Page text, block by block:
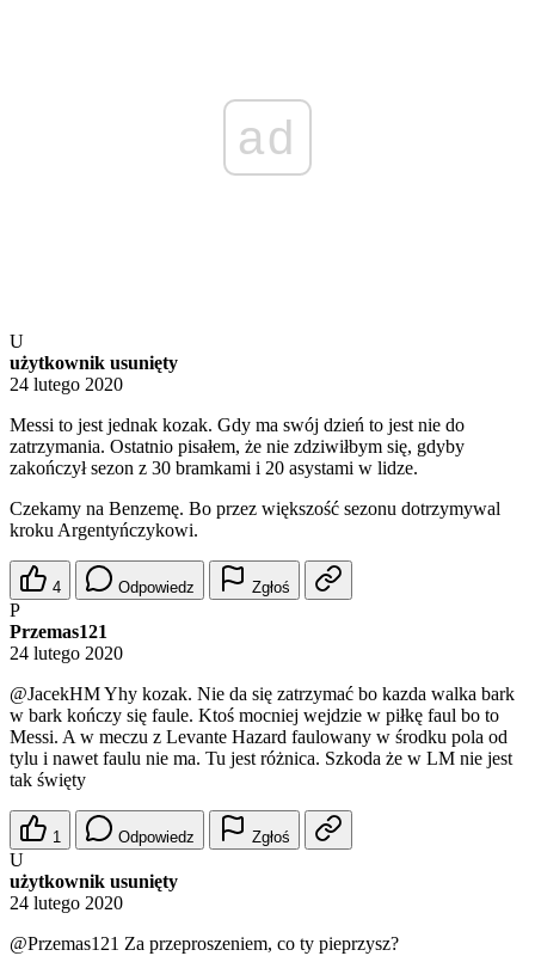
ad
U
użytkownik usunięty
24 lutego 2020
Messi to jest jednak kozak. Gdy ma swój dzień to jest nie do
zatrzymania. Ostatnio pisałem, że nie zdziwiłbym się, gdyby
zakończył sezon z 30 bramkami i 20 asystami w lidze.
Czekamy na Benzemę. Bo przez większość sezonu dotrzymywal
kroku Argentyńczykowi.
4 Odpowiedz Zgłoś
P
Przemas121
24 lutego 2020
@JacekHMYhy kozak. Nie da się zatrzymać bo kazda walka bark
w bark kończy się faule. Ktoś mocniej wejdzie w piłkę faul bo to
Messi. A w meczu z Levante Hazard faulowany w środku pola od
tylu i nawet faulu nie ma. Tu jest różnica. Szkoda że w LM nie jest
tak święty
1 Odpowiedz Zgłoś
U
użytkownik usunięty
24 lutego 2020
@Przemas121 Za przeproszeniem, co ty pieprzysz?